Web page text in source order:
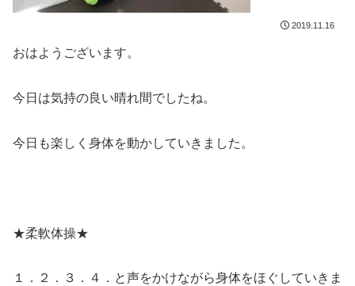
2019.11.16
おはようございます。
今日は気持の良い晴れ間でしたね。
今日も楽しく身体を動かしていきました。
★柔軟体操★
１．２．３．４．と声をかけながら身体をほぐしていきま